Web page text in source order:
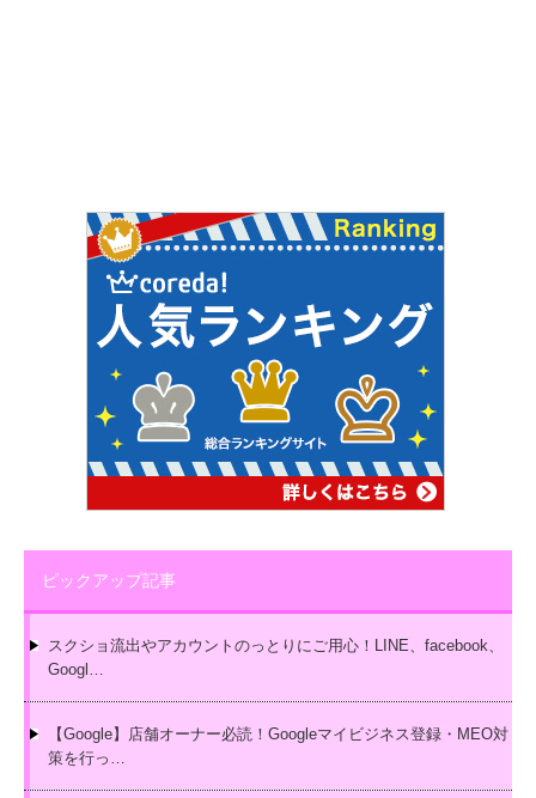
ピックアップ記事
スクショ流出やアカウントのっとりにご用心！LINE、facebook、
Googl…
【Google】店舗オーナー必読！Googleマイビジネス登録・MEO対
策を行っ…